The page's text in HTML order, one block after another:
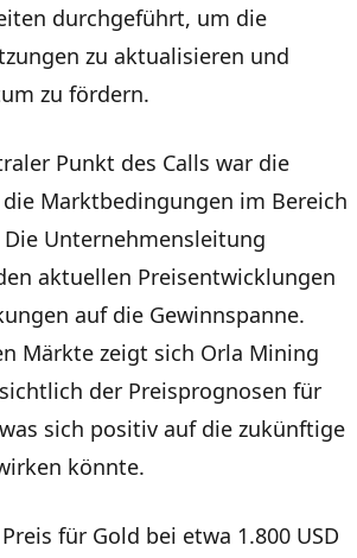
durchgeführt, um die
zu aktualisieren und
zu fördern.
Punkt des Calls war die
Marktbedingungen im Bereich
Unternehmensleitung
aktuellen Preisentwicklungen
auf die Gewinnspanne.
Märkte zeigt sich Orla Mining
der Preisprognosen für
sich positiv auf die zukünftige
könnte.
für Gold bei etwa 1.800 USD